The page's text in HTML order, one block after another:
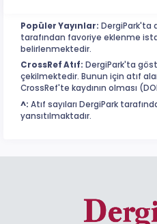
Popüler Yayınlar: DergiPark'ta
tarafından favoriye eklenme
belirlenmektedir.
CrossRef Atıf: DergiPark'ta
çekilmektedir. Bunun için atıf
CrossRef'te kaydının olması
^: Atıf sayıları DergiPark
yansıtılmaktadır.